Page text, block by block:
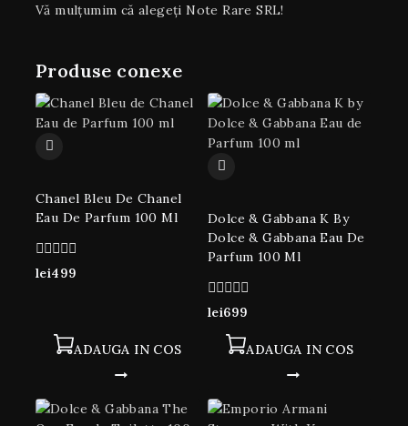
Vă mulțumim că alegeți Note Rare SRL!
Produse conexe
Chanel Bleu De Chanel
Eau De Parfum 100 Ml
0
lei499
ADAUGA IN COS
Dolce & Gabbana K By
Dolce & Gabbana Eau De
Parfum 100 Ml
0
lei699
ADAUGA IN COS